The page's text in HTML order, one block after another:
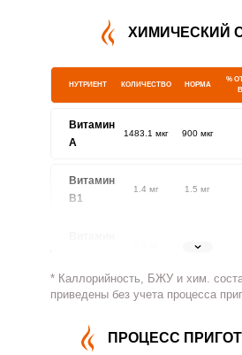
ХИМИЧЕСКИЙ
НУТРИЕНТ КОЛИЧЕСТВО НОРМА
%
Витамин
A
1483.1 мкг 900 мкг
Витамин
В1
1.4 мг 1.5 мг
1.8 мг
Витамин
409.1 мг 500 мг
Витамин
* Каллорийность, БЖУ и хим.
приведены без учета процесса
ПРОЦЕСС